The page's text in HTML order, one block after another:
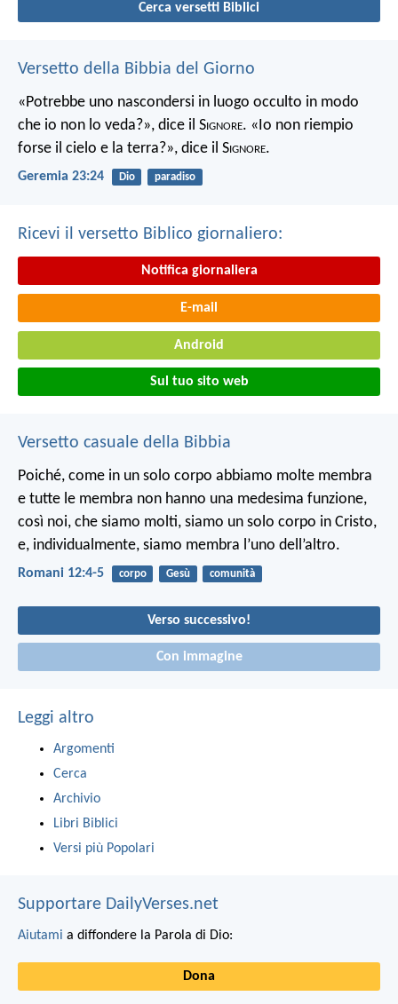
Cerca versetti Biblici
Versetto della Bibbia del Giorno
«Potrebbe uno nascondersi in luogo occulto in modo
che io non lo veda?», dice il Signore. «Io non riempio
forse il cielo e la terra?», dice il Signore.
Geremia 23:24 Dio paradiso
Ricevi il versetto Biblico giornaliero:
Notifica giornaliera
E-mail
Android
Sul tuo sito web
Versetto casuale della Bibbia
Poiché, come in un solo corpo abbiamo molte membra
e tutte le membra non hanno una medesima funzione,
così noi, che siamo molti, siamo un solo corpo in Cristo,
e, individualmente, siamo membra l’uno dell’altro.
Romani 12:4-5 corpo Gesù comunità
Verso successivo!
Con immagine
Leggi altro
Argomenti
Cerca
Archivio
Libri Biblici
Versi più Popolari
Supportare DailyVerses.net
Aiutami a diffondere la Parola di Dio:
Dona